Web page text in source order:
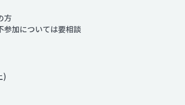
方
加については要相談
)